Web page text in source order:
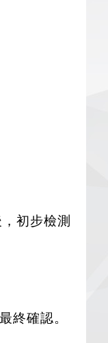
初步檢測
終確認。